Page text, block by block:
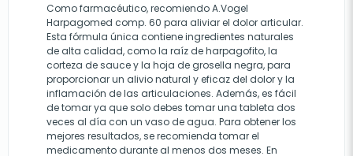
Como farmacéutico, recomiendo A.Vogel
Harpagomed comp. 60 para aliviar el dolor articular.
Esta fórmula única contiene ingredientes naturales
de alta calidad, como la raíz de harpagofito, la
corteza de sauce y la hoja de grosella negra, para
proporcionar un alivio natural y eficaz del dolor y la
inflamación de las articulaciones. Además, es fácil
de tomar ya que solo debes tomar una tableta dos
veces al día con un vaso de agua. Para obtener los
mejores resultados, se recomienda tomar el
medicamento durante al menos dos meses. En